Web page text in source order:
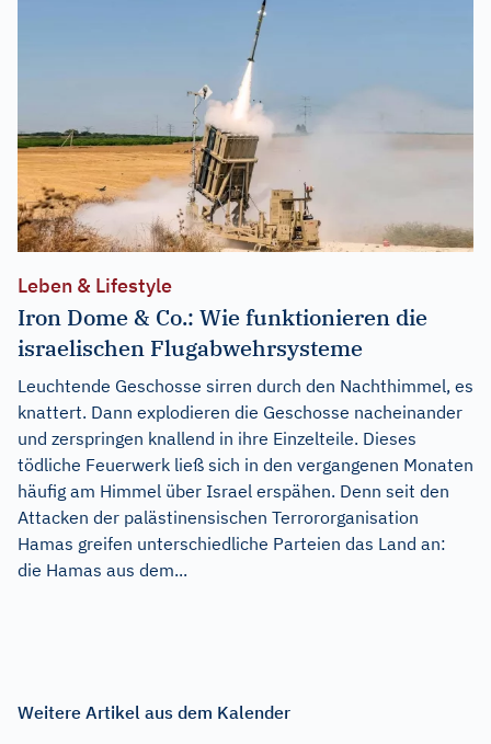
Leben & Lifestyle
Iron Dome & Co.: Wie funktionieren die
israelischen Flugabwehrsysteme
Leuchtende Geschosse sirren durch den Nachthimmel, es
knattert. Dann explodieren die Geschosse nacheinander
und zerspringen knallend in ihre Einzelteile. Dieses
tödliche Feuerwerk ließ sich in den vergangenen Monaten
häufig am Himmel über Israel erspähen. Denn seit den
Attacken der palästinensischen Terrororganisation
Hamas greifen unterschiedliche Parteien das Land an:
die Hamas aus dem...
Weitere Artikel aus dem Kalender